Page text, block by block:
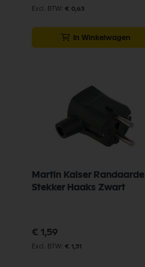
€ 0,63
In Winkelwagen
Martin Kaiser Randaarde
Stekker Haaks Zwart
€ 1,59
€ 1,31